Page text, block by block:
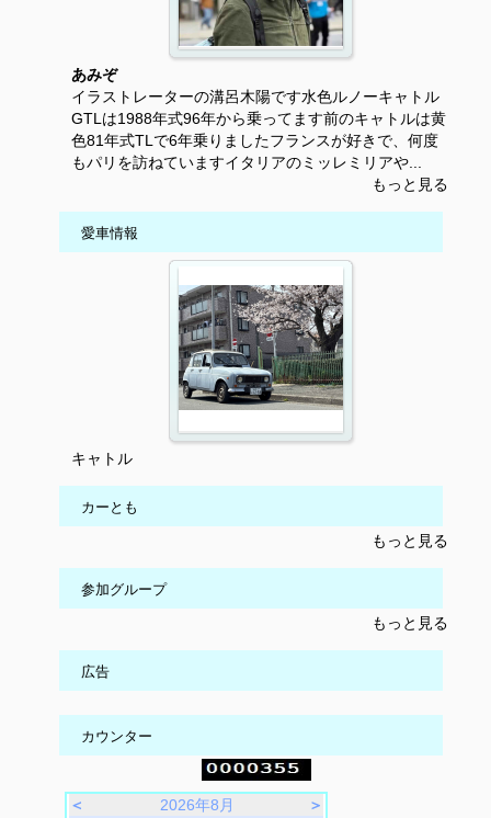
あみぞ
イラストレーターの溝呂木陽です水色ルノーキャトル
GTLは1988年式96年から乗ってます前のキャトルは黄
色81年式TLで6年乗りましたフランスが好きで、何度
もパリを訪ねていますイタリアのミッレミリアや...
もっと見る
愛車情報
キャトル
カーとも
もっと見る
参加グループ
もっと見る
広告
カウンター
＜ 2026年8月
＞